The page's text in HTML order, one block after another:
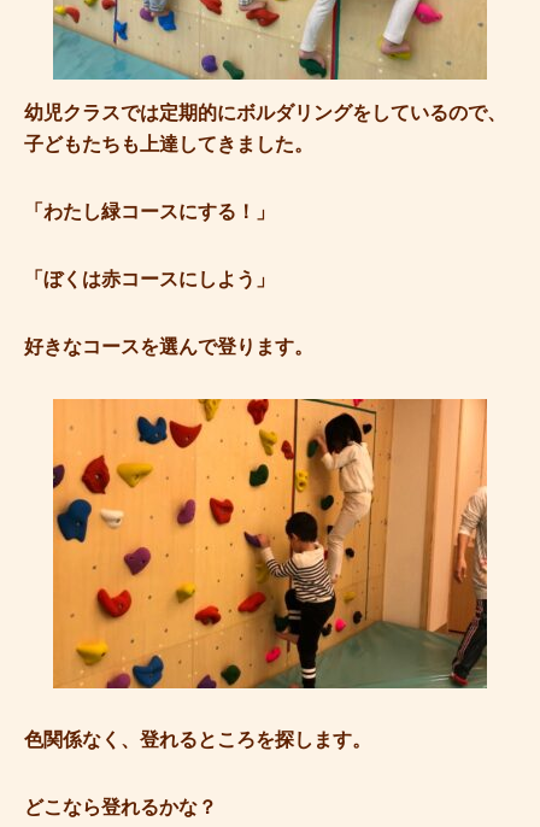
幼児クラスでは定期的にボルダリングをしているので、
子どもたちも上達してきました。
「わたし緑コースにする！」
「ぼくは赤コースにしよう」
好きなコースを選んで登ります。
色関係なく、登れるところを探します。
どこなら登れるかな？